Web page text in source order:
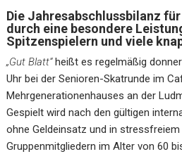
Die Jahresabschlussbilanz
durch eine besondere
Spitzenspielern und viele
„Gut Blatt“heißt es regelmäßig
Uhr bei der Senioren-Skatrunde im
Mehrgenerationenhauses an der
Gespielt wird nach den gültigen
ohne Geldeinsatz und in stressfreiem
Gruppenmitgliedern im Alter von 60